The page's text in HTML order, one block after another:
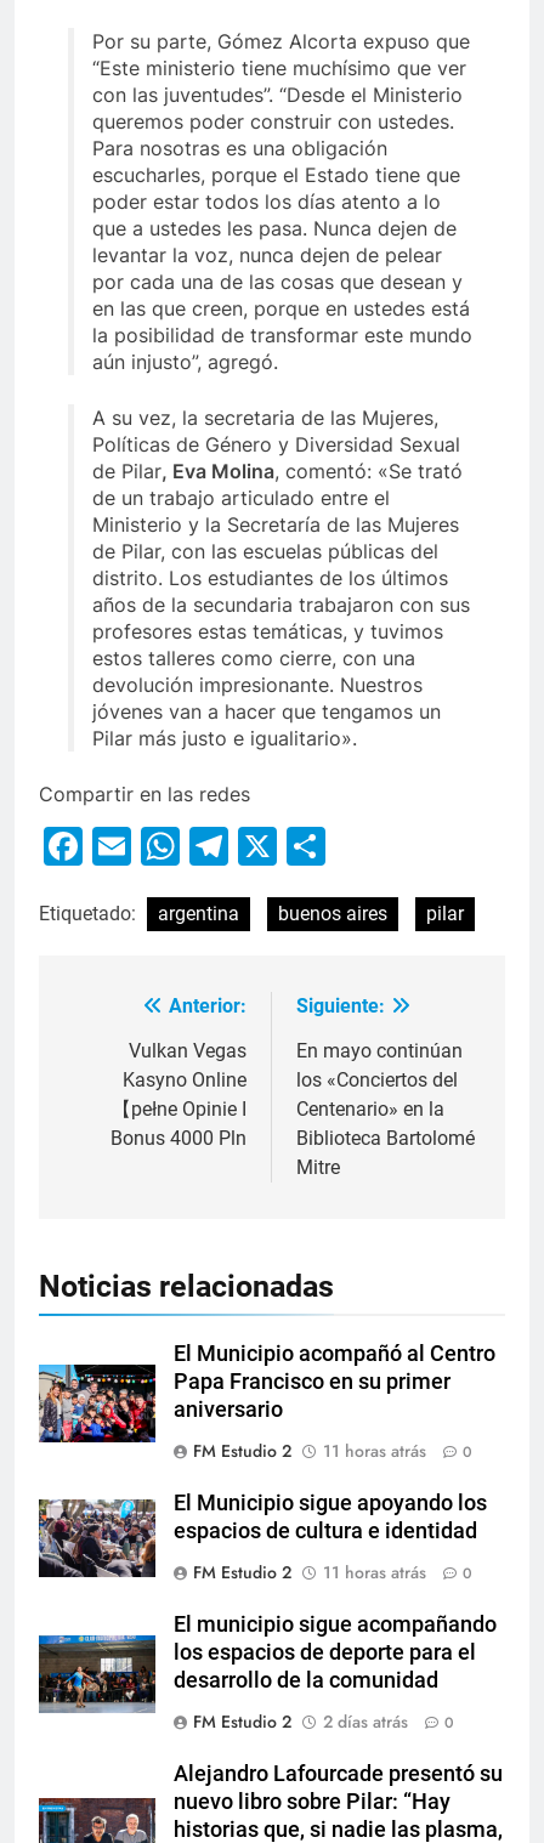
Por su parte, Gómez Alcorta expuso que
“Este ministerio tiene muchísimo que ver
con las juventudes”. “Desde el Ministerio
queremos poder construir con ustedes.
Para nosotras es una obligación
escucharles, porque el Estado tiene que
poder estar todos los días atento a lo
que a ustedes les pasa. Nunca dejen de
levantar la voz, nunca dejen de pelear
por cada una de las cosas que desean y
en las que creen, porque en ustedes está
la posibilidad de transformar este mundo
aún injusto”, agregó.
A su vez, la secretaria de las Mujeres,
Políticas de Género y Diversidad Sexual
de Pilar, Eva Molina, comentó: «Se trató
de un trabajo articulado entre el
Ministerio y la Secretaría de las Mujeres
de Pilar, con las escuelas públicas del
distrito. Los estudiantes de los últimos
años de la secundaria trabajaron con sus
profesores estas temáticas, y tuvimos
estos talleres como cierre, con una
devolución impresionante. Nuestros
jóvenes van a hacer que tengamos un
Pilar más justo e igualitario».
Compartir en las redes
Facebook
EmailWhatsApp
Telegram
X
Etiquetado: argentina buenos aires pilar
Anterior:
Vulkan Vegas
Kasyno Online
【pełne Opinie I
Bonus 4000 Pln
Siguiente:
En mayo continúan
los «Conciertos del
Centenario» en la
Biblioteca Bartolomé
Mitre
Noticias relacionadas
El Municipio acompañó al Centro
Papa Francisco en su primer
aniversario
FM Estudio 2
11 horas atrás 0
El Municipio sigue apoyando los
espacios de cultura e identidad
FM Estudio 2
11 horas atrás 0
El municipio sigue acompañando
los espacios de deporte para el
desarrollo de la comunidad
FM Estudio 2
2 días atrás 0
Alejandro Lafourcade presentó su
nuevo libro sobre Pilar: “Hay
historias que, si nadie las plasma,